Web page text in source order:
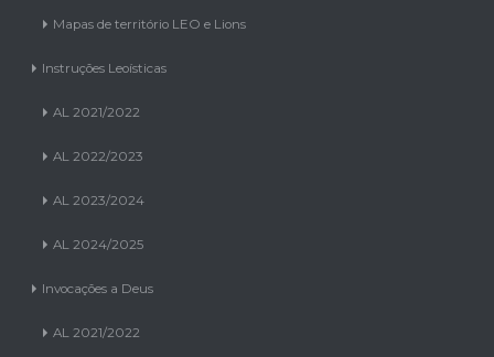
Mapas de território LEO e Lions
Instruções Leoísticas
AL 2021/2022
AL 2022/2023
AL 2023/2024
AL 2024/2025
Invocações a Deus
AL 2021/2022